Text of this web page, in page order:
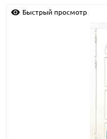
Быстрый просмотр